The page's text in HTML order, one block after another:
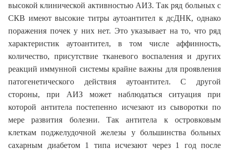
высокой клинической активностью АИЗ. Так ряд больных с
СКВ имеют высокие титры аутоантител к дсДНК, однако
поражения почек у них нет. Это указывает на то, что ряд
характеристик аутоантител, в том числе аффинность,
количество, присутствие тканевого воспаления и других
реакций иммунной системы крайне важны для проявления
патогенетического действия аутоантител. С другой
стороны, при АИЗ может наблюдаться ситуация при
которой антитела постепенно исчезают из сыворотки по
мере развития болезни. Так антитела к островковым
клеткам поджелудочной железы у большинства больных
сахарным диабетом 1 типа исчезают через 1 год после